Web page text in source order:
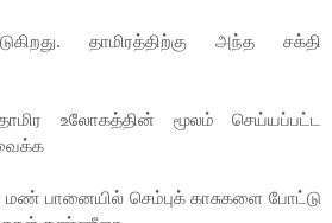
தாமிரத்திற்கு அந்த சக்தி
உலோகத்தின் மூலம் செய்யப்பட்ட
பானையில் செம்புக் காசுகளை போட்டு